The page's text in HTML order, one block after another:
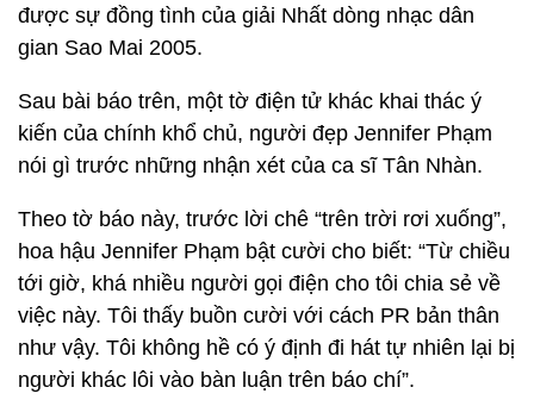
được sự đồng tình của giải Nhất dòng nhạc dân
gian Sao Mai 2005.
Sau bài báo trên, một tờ điện tử khác khai thác ý
kiến của chính khổ chủ, người đẹp Jennifer Phạm
nói gì trước những nhận xét của ca sĩ Tân Nhàn.
Theo tờ báo này, trước lời chê “trên trời rơi xuống”,
hoa hậu Jennifer Phạm bật cười cho biết: “Từ chiều
tới giờ, khá nhiều người gọi điện cho tôi chia sẻ về
việc này. Tôi thấy buồn cười với cách PR bản thân
như vậy. Tôi không hề có ý định đi hát tự nhiên lại bị
người khác lôi vào bàn luận trên báo chí”.